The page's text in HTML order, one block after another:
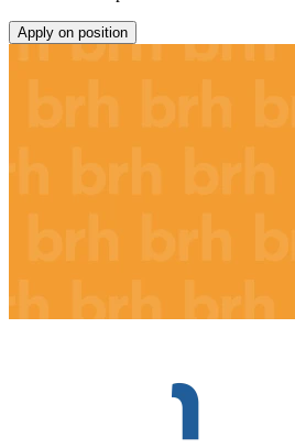
Apply on position